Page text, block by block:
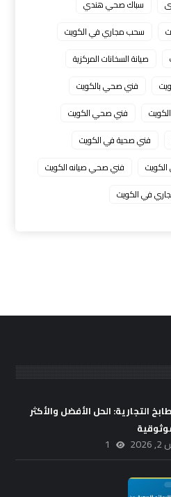
سباك صحي هندي
سحب مجاري في الكويت
صيانة السخانات المركزية
فني صحي بالكويت
فني صحي الكويت
فني صحية في الكويت
فني صحي صيانه الكويت
في الكويت
التجارية: الحل الأفضل والأكثر
1